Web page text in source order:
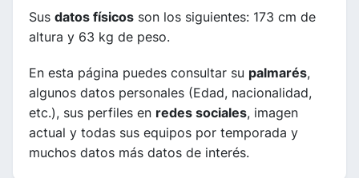
Sus datos físicos son los siguientes: 173 cm de
altura y 63 kg de peso.
En esta página puedes consultar su palmarés,
algunos datos personales (Edad, nacionalidad,
etc.), sus perfiles en redes sociales, imagen
actual y todas sus equipos por temporada y
muchos datos más datos de interés.